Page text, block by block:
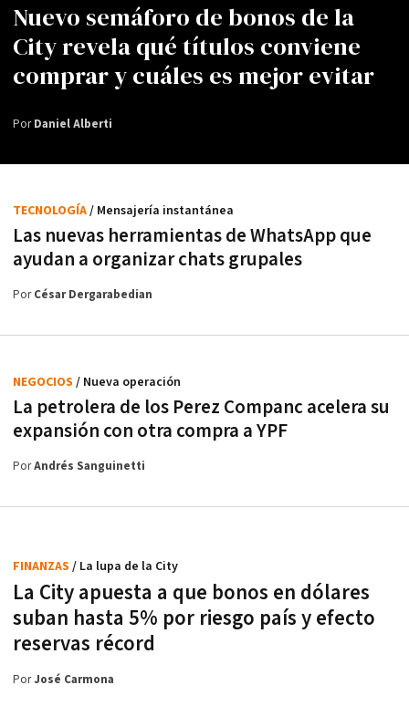
Nuevo semáforo de bonos de la
City revela qué títulos conviene
comprar y cuáles es mejor evitar
PorDaniel Alberti
Las nuevas herramientas de WhatsApp que
ayudan a organizar chats grupales
TECNOLOGÍA/ Mensajería instantánea
PorCésar Dergarabedian
La petrolera de los Perez Companc acelera su
expansión con otra compra a YPF
NEGOCIOS / Nueva operación
PorAndrés Sanguinetti
La City apuesta a que bonos en dólares
suban hasta 5% por riesgo país y efecto
reservas récord
FINANZAS / La lupa de la City
PorJosé Carmona